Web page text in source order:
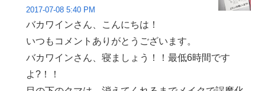
2017-07-08 5:40 PM
バカワインさん、こんにちは！
いつもコメントありがとうございます。
バカワインさん、寝ましょう！！最低6時間です
よ?！！